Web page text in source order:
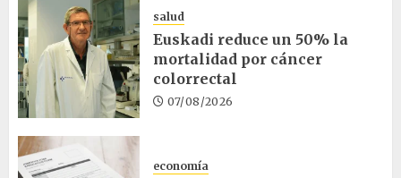
salud
Euskadi reduce un 50% la
mortalidad por cáncer
colorrectal
07/08/2026
economía